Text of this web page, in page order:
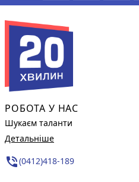
РОБОТА У НАС
Шукаєм таланти
Детальніше
phone_in_talk(0412)418-189